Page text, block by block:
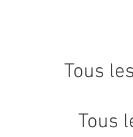
Tous
Tous